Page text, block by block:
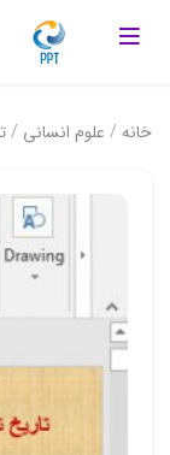
خانه / علوم انسانی /